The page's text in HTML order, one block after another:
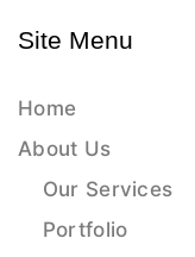
Site Menu
Home
About Us
Our Services
Portfolio